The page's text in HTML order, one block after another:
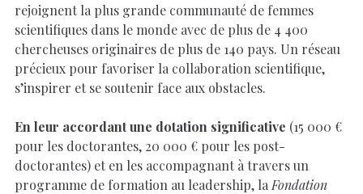
rejoignent la plus grande communauté de femmes
scientifiques dans le monde avec de plus de 4 400
chercheuses originaires de plus de 140 pays. Un réseau
précieux pour favoriser la collaboration scientifique,
s’inspirer et se soutenir face aux obstacles.
En leur accordant une dotation significative (15 000 €
pour les doctorantes, 20 000 € pour les post-
doctorantes) et en les accompagnant à travers un
programme de formation au leadership, la Fondation